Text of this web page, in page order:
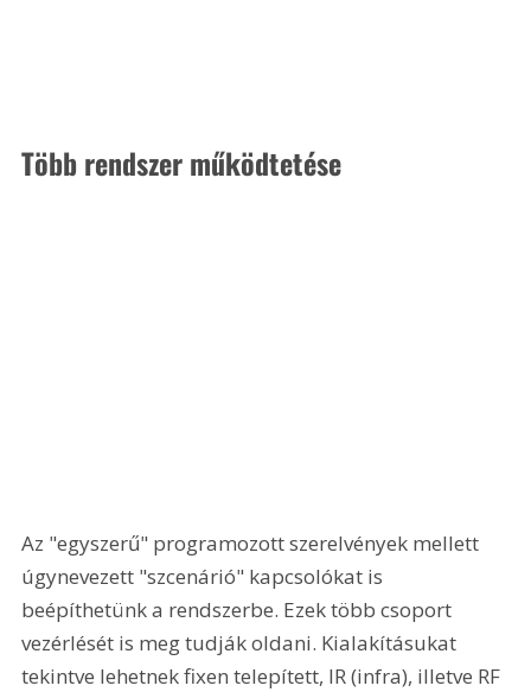
Több rendszer működtetése
Az "egyszerű" programozott szerelvények mellett
úgynevezett "szcenárió" kapcsolókat is
beépíthetünk a rendszerbe. Ezek több csoport
vezérlését is meg tudják oldani. Kialakításukat
tekintve lehetnek fixen telepített, IR (infra), illetve RF